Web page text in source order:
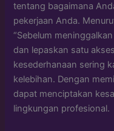
tentang bagaimana
pekerjaan Anda.
“Sebelum
dan lepaskan satu
kesederhanaan sering
kelebihan. Dengan
dapat menciptakan
lingkungan profesional.